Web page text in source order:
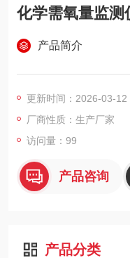
化学需氧量监测
产品简介
更新时间：2026-03-12
厂商性质：生产厂家
访问量：99
产品咨询
产品分类